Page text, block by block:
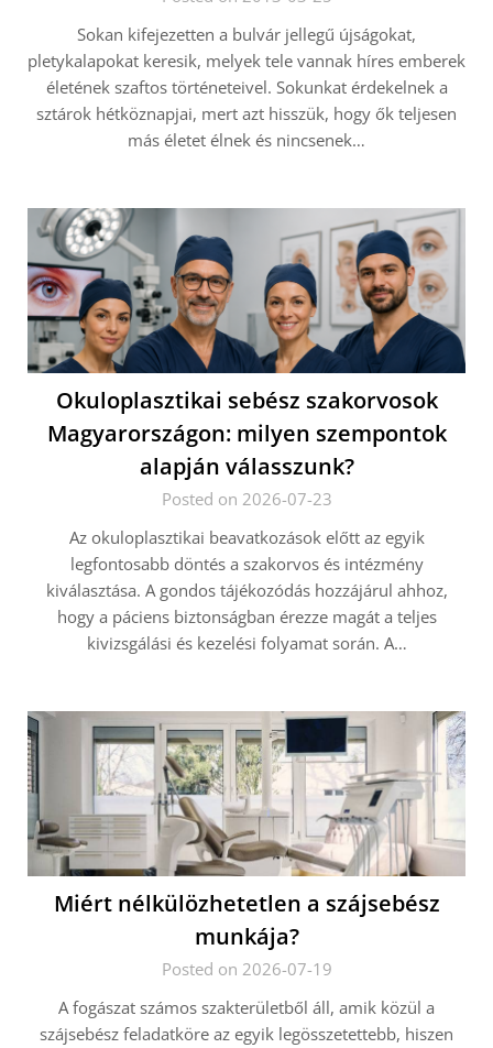
Sokan kifejezetten a bulvár jellegű újságokat,
pletykalapokat keresik, melyek tele vannak híres emberek
életének szaftos történeteivel. Sokunkat érdekelnek a
sztárok hétköznapjai, mert azt hisszük, hogy ők teljesen
más életet élnek és nincsenek…
Okuloplasztikai sebész szakorvosok
Magyarországon: milyen szempontok
alapján válasszunk?
Posted on 2026-07-23
Az okuloplasztikai beavatkozások előtt az egyik
legfontosabb döntés a szakorvos és intézmény
kiválasztása. A gondos tájékozódás hozzájárul ahhoz,
hogy a páciens biztonságban érezze magát a teljes
kivizsgálási és kezelési folyamat során. A…
Miért nélkülözhetetlen a szájsebész
munkája?
Posted on 2026-07-19
A fogászat számos szakterületből áll, amik közül a
szájsebész feladatköre az egyik legösszetettebb, hiszen